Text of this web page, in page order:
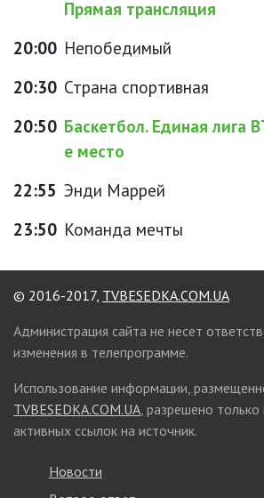
Прямая трансляция
20:00 Непобедимый
20:30 Страна спортивная
20:50 Баскетбол. Единая лига
е место
22:55 Энди Маррей
23:50 Команда мечты
© 2016-2017, TVBESEDKA.COM.UA
Администрация сайта не несет
изменения в телепрограмме.
Использование информации,
TVBESEDKA.COM.UA, разрешено только
активных ссылок на источник.
Новости